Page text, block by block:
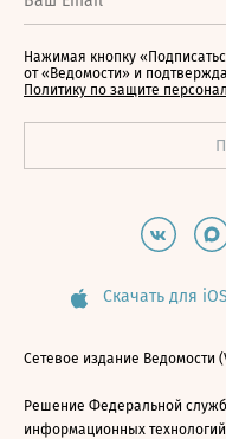
Нажимая кнопку
от «Ведомости» и
Политику по защите
Скачать для iOS
Сетевое издание Ведомости
Решение Федеральной
информационных